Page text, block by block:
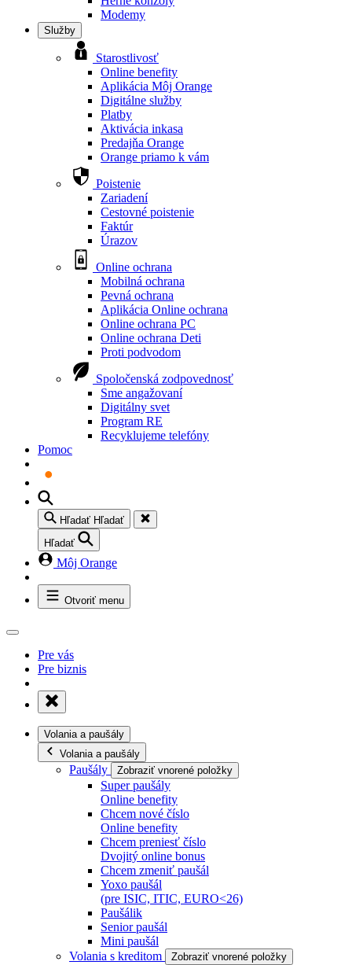
Modemy
Služby
Starostlivosť
Online benefity
Aplikácia Môj Orange
Digitálne služby
Platby
Aktivácia inkasa
Predajňa Orange
Orange priamo k vám
Poistenie
Zariadení
Cestovné poistenie
Faktúr
Úrazov
Online ochrana
Mobilná ochrana
Pevná ochrana
Aplikácia Online ochrana
Online ochrana PC
Online ochrana Deti
Proti podvodom
Spoločenská zodpovednosť
Sme angažovaní
Digitálny svet
Program RE
Recyklujeme telefóny
Pomoc
Hľadať Hľadať
Hľadať
Môj Orange
Otvoriť menu
Pre vás
Pre biznis
Volania a paušály
Volania a paušály
Paušály Zobraziť vnorené položky
Super paušály
Online benefity
Chcem nové číslo
Online benefity
Chcem preniesť číslo
Dvojitý online bonus
Chcem zmeniť paušál
Yoxo paušál
(pre ISIC, ITIC, EURO<26)
Paušálik
Senior paušál
Mini paušál
Volania s kreditom
Zobraziť vnorené položky